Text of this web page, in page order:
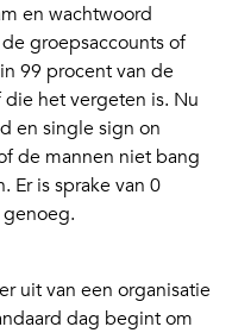
en wachtwoord
groepsaccounts of
99 procent van de
het vergeten is. Nu
en single sign on
de mannen niet bang
Er is sprake van 0
uit van een organisatie
dag begint om